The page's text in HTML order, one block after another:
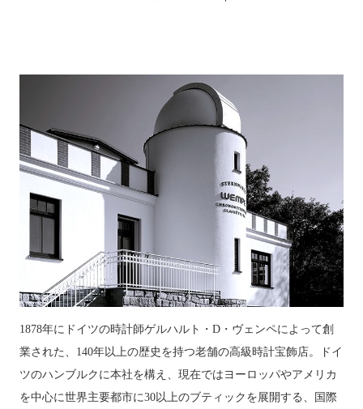
1878年にドイツの時計師ゲルハルト・D・ヴェンペによって創
業された、140年以上の歴史を持つ老舗の高級時計宝飾店。ドイ
ツのハンブルクに本社を構え、現在ではヨーロッパやアメリカ
を中心に世界主要都市に30以上のブティックを展開する、国際